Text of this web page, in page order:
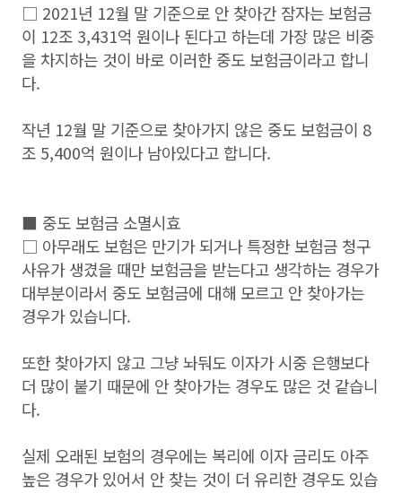
□ 2021년 12월 말 기준으로 안 찾아간 잠자는 보험금
이 12조 3,431억 원이나 된다고 하는데 가장 많은 비중
을 차지하는 것이 바로 이러한 중도 보험금이라고 합니
다.
작년 12월 말 기준으로 찾아가지 않은 중도 보험금이 8
조 5,400억 원이나 남아있다고 합니다.
■ 중도 보험금 소멸시효
□ 아무래도 보험은 만기가 되거나 특정한 보험금 청구
사유가 생겼을 때만 보험금을 받는다고 생각하는 경우가
대부분이라서 중도 보험금에 대해 모르고 안 찾아가는
경우가 있습니다.
또한 찾아가지 않고 그냥 놔둬도 이자가 시중 은행보다
더 많이 붙기 때문에 안 찾아가는 경우도 많은 것 같습니
다.
실제 오래된 보험의 경우에는 복리에 이자 금리도 아주
높은 경우가 있어서 안 찾는 것이 더 유리한 경우도 있습